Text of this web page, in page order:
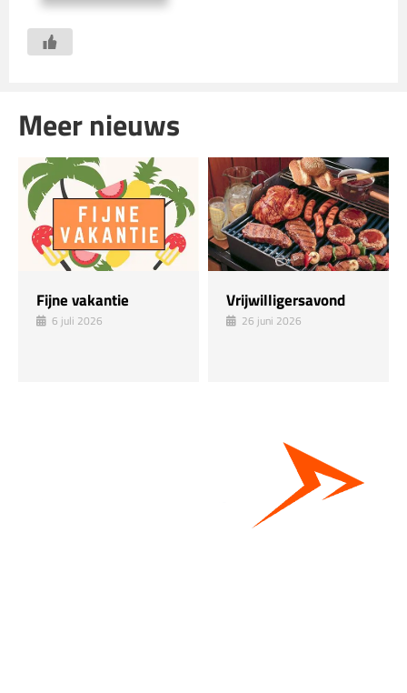
Meer nieuws
Fijne vakantie
6 juli 2026
Vrijwilligersavond
26 juni 2026